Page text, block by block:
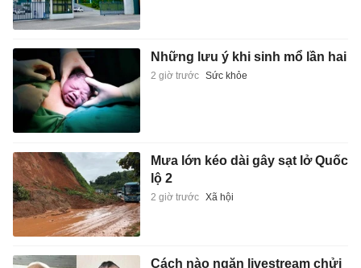
Những lưu ý khi sinh mổ lần hai
2 giờ trước Sức khỏe
Mưa lớn kéo dài gây sạt lở Quốc
lộ 2
2 giờ trước Xã hội
Cách nào ngăn livestream chửi